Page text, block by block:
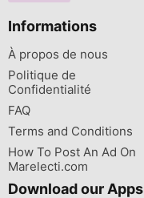
Informations
À propos de nous
Politique de
Confidentialité
FAQ
Terms and Conditions
How To Post An Ad On
Marelecti.com
Download our Apps